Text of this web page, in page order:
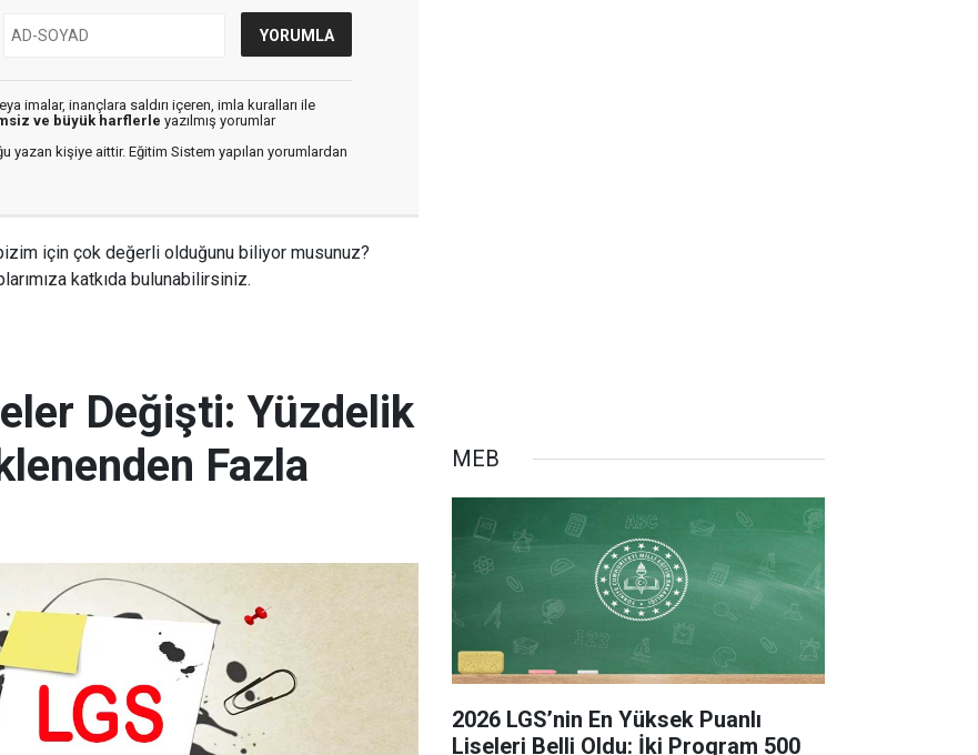
imalar, inançlara saldırı içeren, imla kuralları ile
ve büyük harflerle yazılmış yorumlar
yazan kişiye aittir. Eğitim Sistem yapılan yorumlardan
için çok değerli olduğunu biliyor musunuz?
katkıda bulunabilirsiniz.
Değişti: Yüzdelik
Fazla
MEB
2026 LGS’nin En Yüksek Puanlı
Liseleri Belli Oldu: İki Program 500